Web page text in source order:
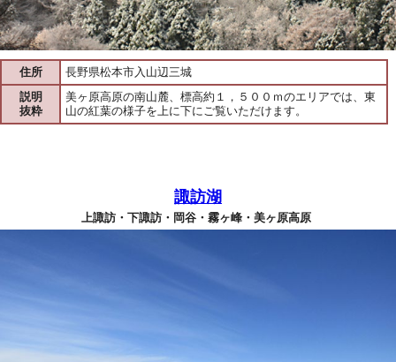
住所
長野県松本市入山辺三城
説明
抜粋
美ヶ原高原の南山麓、標高約１，５００ｍのエリアでは、東
山の紅葉の様子を上に下にご覧いただけます。
諏訪湖
上諏訪・下諏訪・岡谷・霧ヶ峰・美ヶ原高原